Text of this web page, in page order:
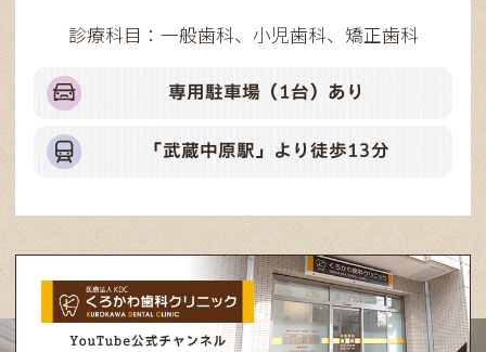
診療科目：一般歯科、小児歯科、矯正歯科
専用駐車場（1台）あり
「武蔵中原駅」より徒歩13分